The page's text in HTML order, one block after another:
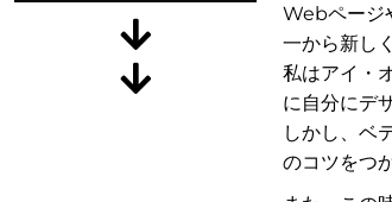
イ・オ
Webページ
一から新し
私はアイ・
に自分にデ
しかし、ベ
のコツをつ